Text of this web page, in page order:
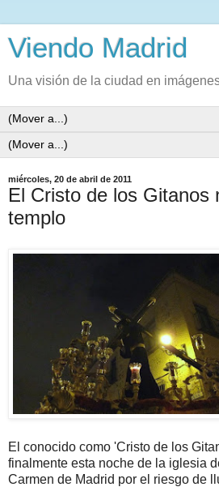
Viendo Madrid
Una visión de la ciudad en
miércoles, 20 de abril de 2011
El Cristo de los Gitanos
templo
El conocido como 'Cristo de los
finalmente esta noche de la iglesia
Carmen de Madrid por el riesgo de